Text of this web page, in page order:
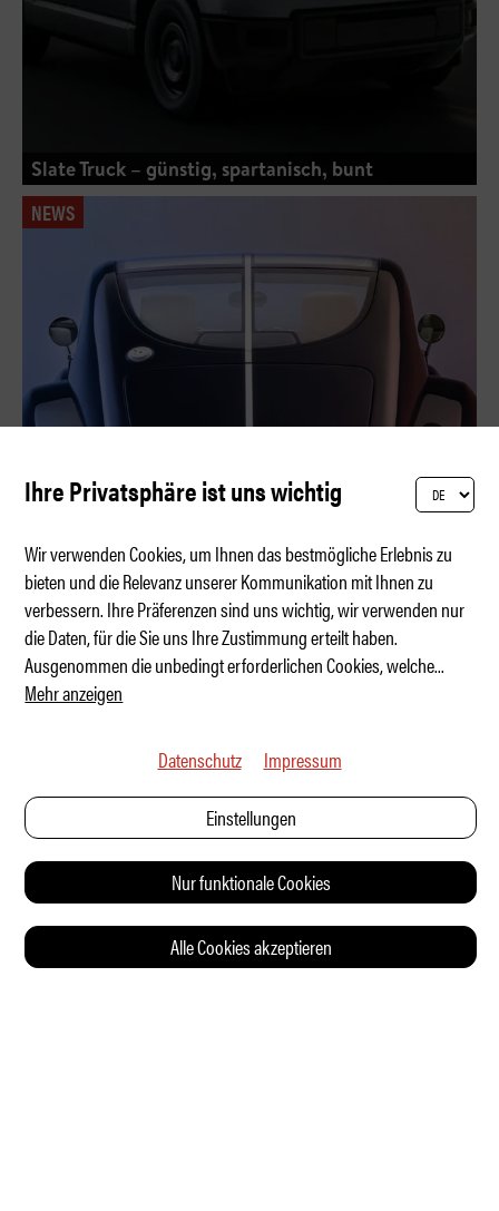
Slate Truck – günstig, spartanisch, bunt
NEWS
Schönste Ausrede für schlechtes Wetter
Ihre Privatsphäre ist uns wichtig
Wir verwenden Cookies, um Ihnen das bestmögliche Erlebnis zu
bieten und die Relevanz unserer Kommunikation mit Ihnen zu
verbessern. Ihre Präferenzen sind uns wichtig, wir verwenden nur
die Daten, für die Sie uns Ihre Zustimmung erteilt haben.
Ausgenommen die unbedingt erforderlichen Cookies, welche...
Mehr anzeigen
Datenschutz Impressum
Einstellungen
Nur funktionale Cookies
Alle Cookies akzeptieren